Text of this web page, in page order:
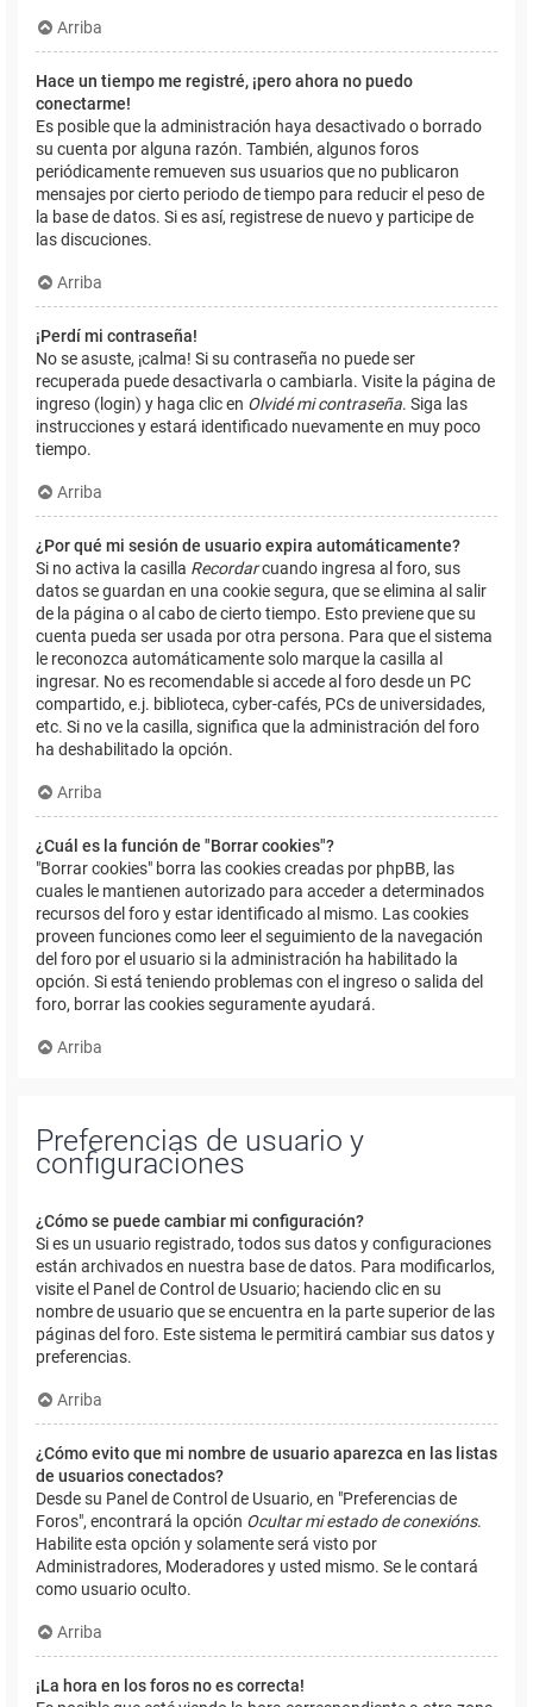
Arriba
Hace un tiempo me registré, ¡pero ahora no puedo
conectarme!
Es posible que la administración haya desactivado o borrado
su cuenta por alguna razón. También, algunos foros
periódicamente remueven sus usuarios que no publicaron
mensajes por cierto periodo de tiempo para reducir el peso de
la base de datos. Si es así, registrese de nuevo y participe de
las discuciones.
Arriba
¡Perdí mi contraseña!
No se asuste, ¡calma! Si su contraseña no puede ser
recuperada puede desactivarla o cambiarla. Visite la página de
ingreso (login) y haga clic en Olvidé mi contraseña. Siga las
instrucciones y estará identificado nuevamente en muy poco
tiempo.
Arriba
¿Por qué mi sesión de usuario expira automáticamente?
Si no activa la casilla Recordarcuando ingresa al foro, sus
datos se guardan en una cookie segura, que se elimina al salir
de la página o al cabo de cierto tiempo. Esto previene que su
cuenta pueda ser usada por otra persona. Para que el sistema
le reconozca automáticamente solo marque la casilla al
ingresar. No es recomendable si accede al foro desde un PC
compartido, e.j. biblioteca, cyber-cafés, PCs de universidades,
etc. Si no ve la casilla, significa que la administración del foro
ha deshabilitado la opción.
Arriba
¿Cuál es la función de "Borrar cookies"?
"Borrar cookies" borra las cookies creadas por phpBB, las
cuales le mantienen autorizado para acceder a determinados
recursos del foro y estar identificado al mismo. Las cookies
proveen funciones como leer el seguimiento de la navegación
del foro por el usuario si la administración ha habilitado la
opción. Si está teniendo problemas con el ingreso o salida del
foro, borrar las cookies seguramente ayudará.
Arriba
Preferencias de usuario y
configuraciones
¿Cómo se puede cambiar mi configuración?
Si es un usuario registrado, todos sus datos y configuraciones
están archivados en nuestra base de datos. Para modificarlos,
visite el Panel de Control de Usuario; haciendo clic en su
nombre de usuario que se encuentra en la parte superior de las
páginas del foro. Este sistema le permitirá cambiar sus datos y
preferencias.
Arriba
¿Cómo evito que mi nombre de usuario aparezca en las listas
de usuarios conectados?
Desde su Panel de Control de Usuario, en "Preferencias de
Foros", encontrará la opción Ocultar mi estado de conexións.
Habilite esta opción y solamente será visto por
Administradores, Moderadores y usted mismo. Se le contará
como usuario oculto.
Arriba
¡La hora en los foros no es correcta!